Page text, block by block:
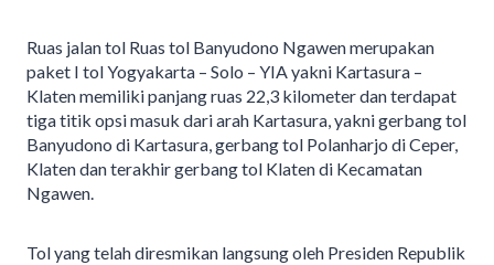
Ruas jalan tol Ruas tol Banyudono Ngawen merupakan
paket I tol Yogyakarta – Solo – YIA yakni Kartasura –
Klaten memiliki panjang ruas 22,3 kilometer dan terdapat
tiga titik opsi masuk dari arah Kartasura, yakni gerbang tol
Banyudono di Kartasura, gerbang tol Polanharjo di Ceper,
Klaten dan terakhir gerbang tol Klaten di Kecamatan
Ngawen.
Tol yang telah diresmikan langsung oleh Presiden Republik